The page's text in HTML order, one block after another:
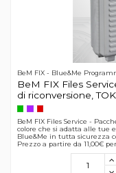
BeM FIX - Blue&Me
BeM FIX Files
di riconversione,
BeM FIX Files Service -
colore che si adatta alle tue
Blue&Me in tutta sicurezza
Prezzo a partire da 11,00€